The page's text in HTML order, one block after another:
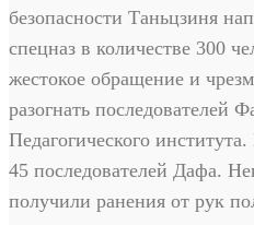
безопасности Таньцзиня
спецназ в количестве 300
жестокое обращение и
разогнать последователей
Педагогического
45 последователей Дафа.
получили ранения от рук